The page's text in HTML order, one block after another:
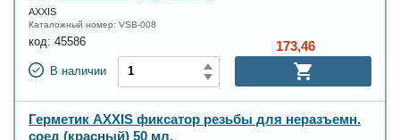
AXXIS
Каталожный номер: VSB-008
код: 45586
В наличии
173,46
Герметик AXXIS фиксатор резьбы для неразъемн.
соед (красный) 50 мл.